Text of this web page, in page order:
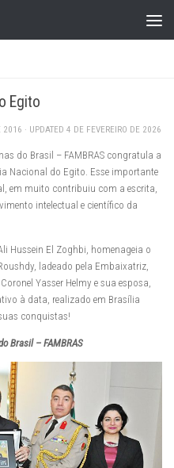
Egito
2016 · UPDATED 4 DE FEVEREIRO DE 2026
do Brasil – FAMBRAS congratula a
Nacional do Egito. Esse importante
em muito contribuiu com a escrita,
intelectual e científico da
Hussein El Zoghbi, homenageia o
ladeado pela Embaixatriz,
Yasser Helmy e sua esposa,
à data, realizado em Brasília
conquistas!
Brasil – FAMBRAS